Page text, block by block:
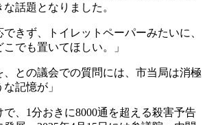
話題となりました。
できず、トイレットペーパーみたいに、
でも置いてほしい。」
、との議会での質問には、市当局は消極
記憶が」
、1分おきに8000通を超える殺害予告